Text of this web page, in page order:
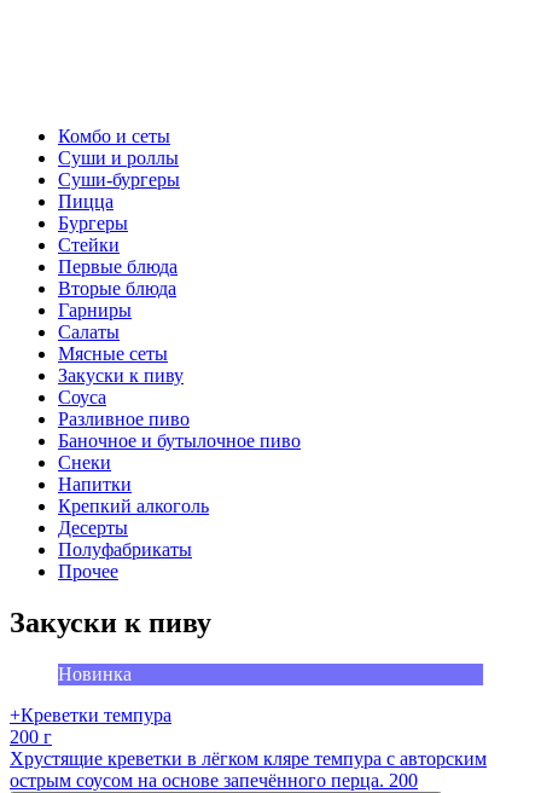
Комбо и сеты
Суши и роллы
Суши-бургеры
Пицца
Бургеры
Стейки
Первые блюда
Вторые блюда
Гарниры
Салаты
Мясные сеты
Закуски к пиву
Соуса
Разливное пиво
Баночное и бутылочное пиво
Снеки
Напитки
Крепкий алкоголь
Десерты
Полуфабрикаты
Прочее
Закуски к пиву
Новинка
+Креветки темпура
200 г
Хрустящие креветки в лёгком кляре темпура с авторским
острым соусом на основе запечённого перца. 200